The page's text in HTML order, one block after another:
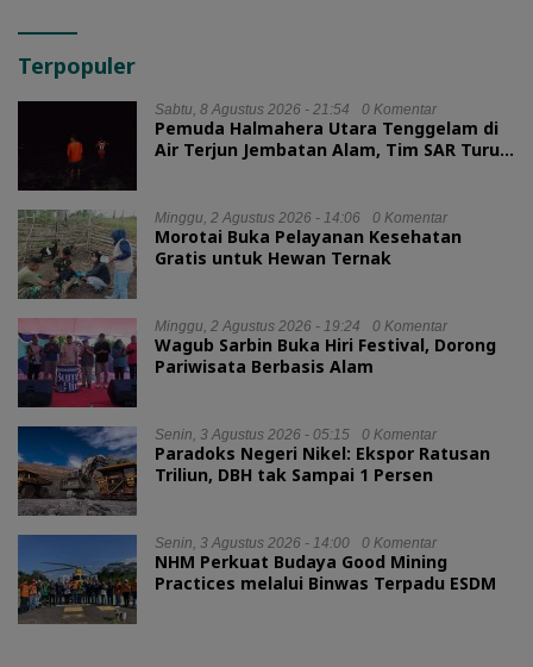
Terpopuler
Sabtu, 8 Agustus 2026 - 21:54 0 Komentar
Pemuda Halmahera Utara Tenggelam di
Air Terjun Jembatan Alam, Tim SAR Turun
Minggu, 2 Agustus 2026 - 14:06 0 Komentar
Morotai Buka Pelayanan Kesehatan
Gratis untuk Hewan Ternak
Minggu, 2 Agustus 2026 - 19:24 0 Komentar
Wagub Sarbin Buka Hiri Festival, Dorong
Pariwisata Berbasis Alam
Senin, 3 Agustus 2026 - 05:15 0 Komentar
Paradoks Negeri Nikel: Ekspor Ratusan
Triliun, DBH tak Sampai 1 Persen
Senin, 3 Agustus 2026 - 14:00 0 Komentar
NHM Perkuat Budaya Good Mining
Practices melalui Binwas Terpadu ESDM